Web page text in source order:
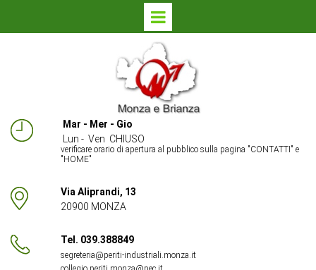
Mar - Mer - Gio
Lun - Ven CHIUSO
verificare orario di apertura al pubblico sulla pagina "CONTATTI " e
"HOME"
Via Aliprandi, 13
20900 MONZA
Tel. 039.388849
segreteria@periti-industriali.monza.it